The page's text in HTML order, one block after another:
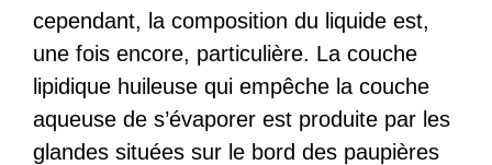
cependant, la composition du liquide est,
une fois encore, particulière. La couche
lipidique huileuse qui empêche la couche
aqueuse de s’évaporer est produite par les
glandes situées sur le bord des paupières